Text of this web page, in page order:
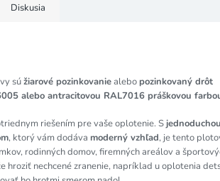
Diskusia
súžiarové pozinkovaniealebopozinkovaný drôt
alebo antracitovou RAL7016 práškovou
riešením pre vaše oplotenie. S
, ktorý vám dodáva moderný vzhľad, je tento
rodinných domov, firemných areálov a
hroziť nechcené zranenie, napríklad u oplotenia